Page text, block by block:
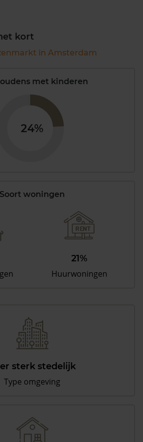
kort
in Amsterdam
met kinderen
24%
Soort woningen
21%
Huurwoningen
sterk stedelijk
Type omgeving